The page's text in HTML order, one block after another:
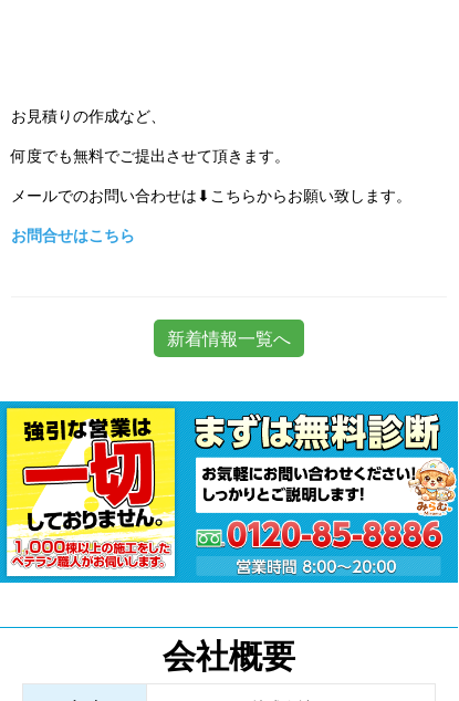
お見積りの作成など、
何度でも無料でご提出させて頂きます。
メールでのお問い合わせは⬇こちらからお願い致します。
お問合せはこちら
新着情報一覧へ
会社概要